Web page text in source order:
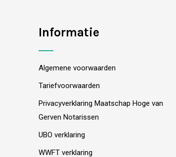
Informatie
Algemene voorwaarden
Tariefvoorwaarden
Privacyverklaring Maatschap Hoge van
Gerven Notarissen
UBO verklaring
WWFT verklaring